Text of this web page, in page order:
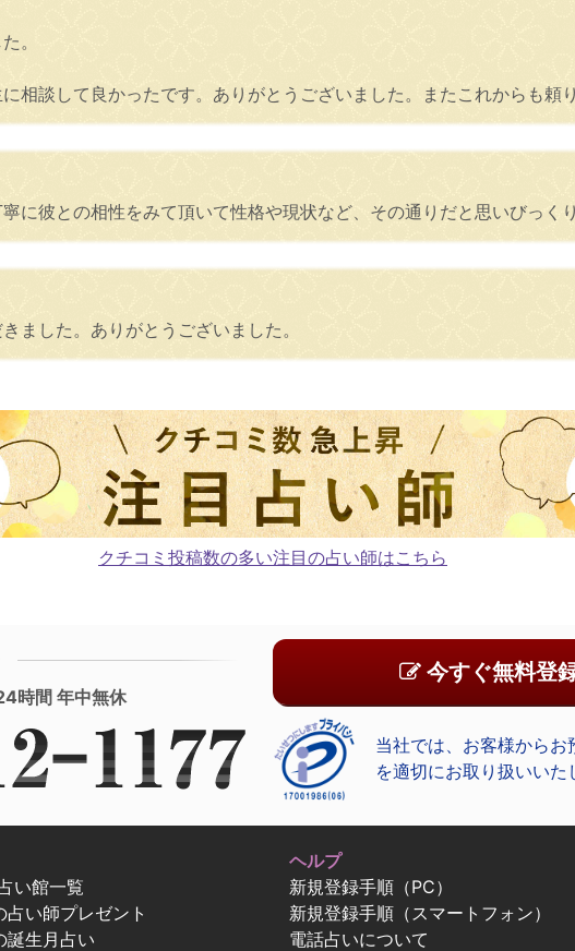
。
相談して良かったです。ありがとうございました。またこれからも頼
に彼との相性をみて頂いて性格や現状など、その通りだと思いびっく
ました。ありがとうございました。
クチコミ投稿数の多い注目の占い師はこちら
時間 年中無休
今すぐ無料登
当社では、お客様からお
を適切にお取り扱いいた
い館一覧
占い師プレゼント
誕生月占い
ヘルプ
新規登録手順（PC）
新規登録手順（スマートフォン）
電話占いについて